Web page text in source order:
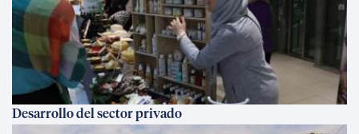
Desarrollo del sector privado